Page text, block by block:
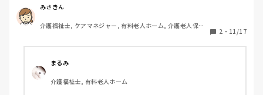
絡などを行いますか？
私の働いていた場所では主任、居室担当などでした。
みさきん
介護福祉士, ケアマネジャー, 有料老人ホーム, 介護老人保健
2 ・ 11/17
まるみ
介護福祉士, 有料老人ホーム